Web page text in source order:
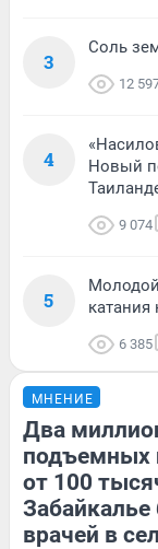
3
Соль
12
4
Новый
9 074
5
катания
6 385
МНЕНИЕ
Два
подъемных
от 100
Забайкалье
врачей в